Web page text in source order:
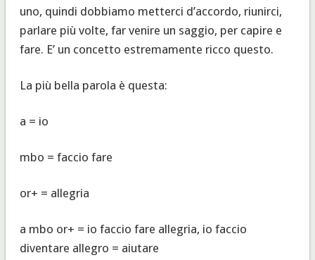
uno, quindi dobbiamo metterci d’accordo, riunirci,
parlare più volte, far venire un saggio, per capire e
fare. E’ un concetto estremamente ricco questo.
La più bella parola è questa:
a = io
mbo = faccio fare
or+ = allegria
a mbo or+ = io faccio fare allegria, io faccio
diventare allegro = aiutare